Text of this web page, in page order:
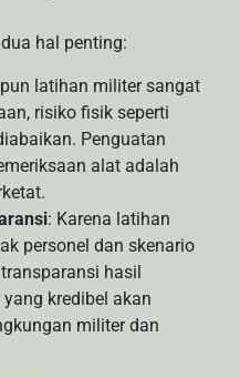
hal penting:
latihan militer sangat
risiko fisik seperti
Penguatan
alat adalah
: Karena latihan
personel dan skenario
hasil
kredibel akan
militer dan